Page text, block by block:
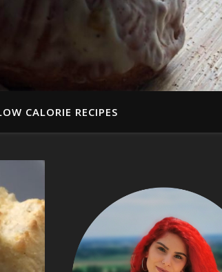
CALORIE RECIPES